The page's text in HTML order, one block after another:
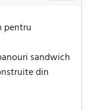
pentru
sandwich
din